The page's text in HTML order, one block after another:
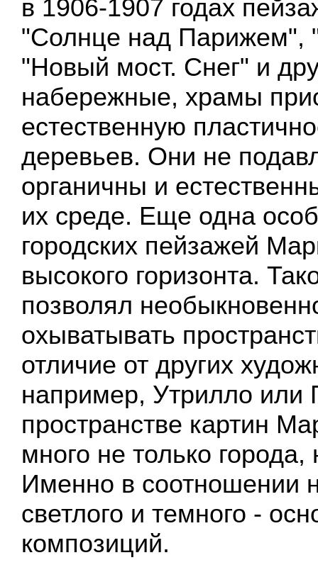
в 1906-1907 годах
"Солнце над Парижем",
"Новый мост. Снег" и
набережные, храмы
естественную
деревьев. Они не
органичны и
их среде. Еще одна
городских пейзажей
высокого горизонта.
позволял
охыватывать
отличие от других
например, Утрилло или
пространстве картин
много не только
Именно в соотношении
светлого и темного -
композиций.